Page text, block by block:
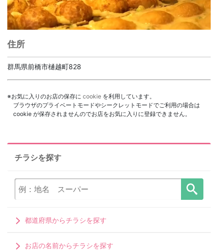
住所
群馬県前橋市樋越町828
※お気に入りのお店の保存に cookie を利用しています。
ブラウザのプライベートモードやシークレットモードでご利用の場合は
cookie が保存されませんのでお店をお気に入りに登録できません。
チラシを探す
都道府県からチラシを探す
お店の名前からチラシを探す